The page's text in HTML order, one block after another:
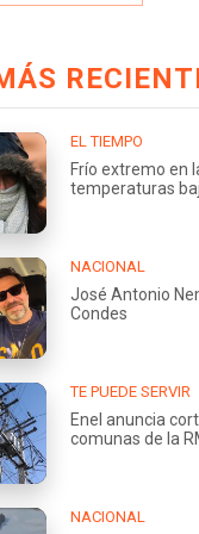
EL TIEMPO
Frío extremo en
temperaturas
NACIONAL
José Antonio
Condes
TE PUEDE SERVIR
Enel anuncia
comunas de la
NACIONAL